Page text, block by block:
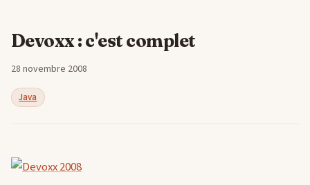
Devoxx : c'est complet
28 novembre 2008
Java